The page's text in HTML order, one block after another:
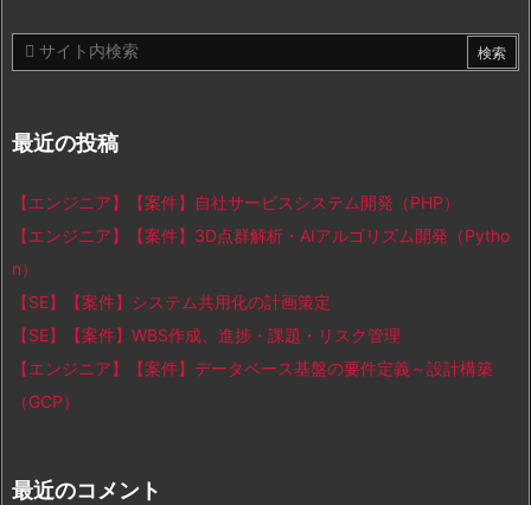
最近の投稿
【エンジニア】【案件】自社サービスシステム開発（PHP）
【エンジニア】【案件】3D点群解析・AIアルゴリズム開発（Pytho
n）
【SE】【案件】システム共用化の計画策定
【SE】【案件】WBS作成、進捗・課題・リスク管理
【エンジニア】【案件】データベース基盤の要件定義～設計構築
（GCP）
最近のコメント